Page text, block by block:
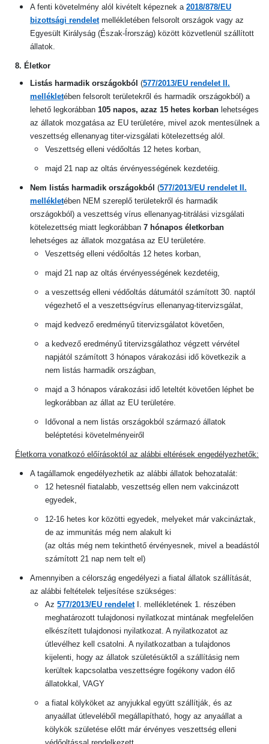
A fenti követelmény alól kivételt képeznek a 2018/878/EU
bizottsági rendeletmellékletében felsorolt országok vagy az
Egyesült Királyság (Észak-Írország) között közvetlenül szállított
állatok.
8. Életkor
Listás harmadik országokból (577/2013/EU rendelet II.
mellékletében felsorolt területekről és harmadik országokból) a
lehető legkorábban 105 napos, azaz 15 hetes korban lehetséges
az állatok mozgatása az EU területére, mivel azok mentesülnek a
veszettség ellenanyag titer-vizsgálati kötelezettség alól.
Veszettség elleni védőoltás 12 hetes korban,
majd 21 nap az oltás érvényességének kezdetéig.
Nem listás harmadik országokból (577/2013/EU rendelet II.
mellékletében NEM szereplő területekről és harmadik
országokból) a veszettség vírus ellenanyag-titrálási vizsgálati
kötelezettség miatt legkorábban 7 hónapos életkorban
lehetséges az állatok mozgatása az EU területére.
Veszettség elleni védőoltás 12 hetes korban,
majd 21 nap az oltás érvényességének kezdetéig,
a veszettség elleni védőoltás dátumától számított 30. naptól
végezhető el a veszettségvírus ellenanyag-titervizsgálat,
majd kedvező eredményű titervizsgálatot követően,
a kedvező eredményű titervizsgálathoz végzett vérvétel
napjától számított 3 hónapos várakozási idő következik a
nem listás harmadik országban,
majd a 3 hónapos várakozási idő leteltét követően léphet be
legkorábban az állat az EU területére.
Idővonal a nem listás országokból származó állatok
beléptetési követelményeiről
Életkorra vonatkozó előírásoktól az alábbi eltérések engedélyezhetők:
A tagállamok engedélyezhetik az alábbi állatok behozatalát:
12 hetesnél fiatalabb, veszettség ellen nem vakcinázott
egyedek,
12-16 hetes kor közötti egyedek, melyeket már vakcináztak,
de az immunitás még nem alakult ki
(az oltás még nem tekinthető érvényesnek, mivel a beadástól
számított 21 nap nem telt el)
Amennyiben a célország engedélyezi a fiatal állatok szállítását,
az alábbi feltételek teljesítése szükséges:
Az 577/2013/EU rendeletI. mellékletének 1. részében
meghatározott tulajdonosi nyilatkozat mintának megfelelően
elkészített tulajdonosi nyilatkozat. A nyilatkozatot az
útlevélhez kell csatolni. A nyilatkozatban a tulajdonos
kijelenti, hogy az állatok születésüktől a szállításig nem
kerültek kapcsolatba veszettségre fogékony vadon élő
állatokkal, VAGY
a fiatal kölyköket az anyjukkal együtt szállítják, és az
anyaállat útleveléből megállapítható, hogy az anyaállat a
kölykök születése előtt már érvényes veszettség elleni